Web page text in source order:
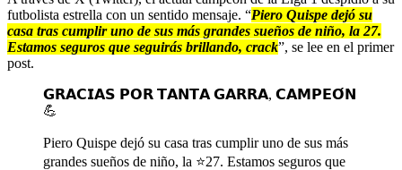
futbolista estrella con un sentido mensaje. “Piero Quispe dejó su
casa tras cumplir uno de sus más grandes sueños de niño, la 27.
Estamos seguros que seguirás brillando, crack”, se lee en el primer
post.
𝗚𝗥𝗔𝗖𝗜𝗔𝗦 𝗣𝗢𝗥 𝗧𝗔𝗡𝗧𝗔 𝗚𝗔𝗥𝗥𝗔, 𝗖𝗔𝗠𝗣𝗘𝗢́𝗡
💪
Piero Quispe dejó su casa tras cumplir uno de sus más
grandes sueños de niño, la ⭐27. Estamos seguros que